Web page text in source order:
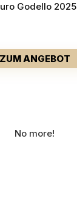
Godello 2025
ZUM ANGEBOT
No more!